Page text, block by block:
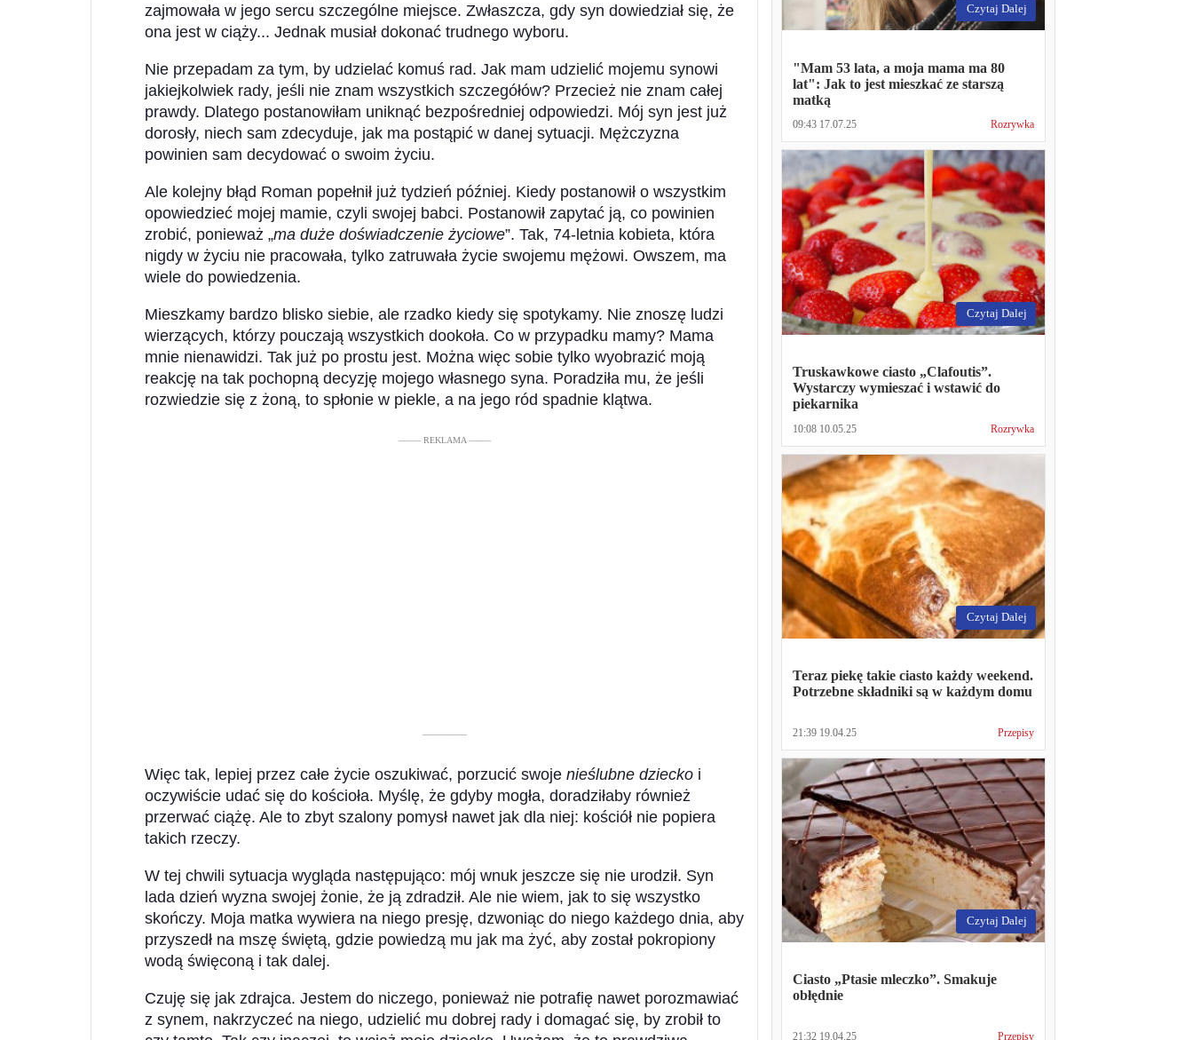
zajmowała w jego sercu szczególne miejsce. Zwłaszcza, gdy syn dowiedział się, że
ona jest w ciąży... Jednak musiał dokonać trudnego wyboru.
Nie przepadam za tym, by udzielać komuś rad. Jak mam udzielić mojemu synowi
jakiejkolwiek rady, jeśli nie znam wszystkich szczegółów? Przecież nie znam całej
prawdy. Dlatego postanowiłam uniknąć bezpośredniej odpowiedzi. Mój syn jest już
dorosły, niech sam zdecyduje, jak ma postąpić w danej sytuacji. Mężczyzna
powinien sam decydować o swoim życiu.
Ale kolejny błąd Roman popełnił już tydzień później. Kiedy postanowił o wszystkim
opowiedzieć mojej mamie, czyli swojej babci. Postanowił zapytać ją, co powinien
zrobić, ponieważ „ma duże doświadczenie życiowe”. Tak, 74-letnia kobieta, która
nigdy w życiu nie pracowała, tylko zatruwała życie swojemu mężowi. Owszem, ma
wiele do powiedzenia.
Mieszkamy bardzo blisko siebie, ale rzadko kiedy się spotykamy. Nie znoszę ludzi
wierzących, którzy pouczają wszystkich dookoła. Co w przypadku mamy? Mama
mnie nienawidzi. Tak już po prostu jest. Można więc sobie tylko wyobrazić moją
reakcję na tak pochopną decyzję mojego własnego syna. Poradziła mu, że jeśli
rozwiedzie się z żoną, to spłonie w piekle, a na jego ród spadnie klątwa.
––––– REKLAMA –––––
––––––––––
Więc tak, lepiej przez całe życie oszukiwać, porzucić swoje nieślubne dziecko i
oczywiście udać się do kościoła. Myślę, że gdyby mogła, doradziłaby również
przerwać ciążę. Ale to zbyt szalony pomysł nawet jak dla niej: kościół nie popiera
takich rzeczy.
W tej chwili sytuacja wygląda następująco: mój wnuk jeszcze się nie urodził. Syn
lada dzień wyzna swojej żonie, że ją zdradził. Ale nie wiem, jak to się wszystko
skończy. Moja matka wywiera na niego presję, dzwoniąc do niego każdego dnia, aby
przyszedł na mszę świętą, gdzie powiedzą mu jak ma żyć, aby został pokropiony
wodą święconą i tak dalej.
Czuję się jak zdrajca. Jestem do niczego, ponieważ nie potrafię nawet porozmawiać
z synem, nakrzyczeć na niego, udzielić mu dobrej rady i domagać się, by zrobił to
Czytaj Dalej
"Mam 53 lata, a moja mama ma 80
lat": Jak to jest mieszkać ze starszą
matką
09:43 17.07.25 Rozrywka
Czytaj Dalej
Truskawkowe ciasto „Clafoutis”.
Wystarczy wymieszać i wstawić do
piekarnika
10:08 10.05.25 Rozrywka
Czytaj Dalej
Teraz piekę takie ciasto każdy weekend.
Potrzebne składniki są w każdym domu
21:39 19.04.25 Przepisy
Czytaj Dalej
Ciasto „Ptasie mleczko”. Smakuje
obłędnie
21:32 19.04.25 Przepisy